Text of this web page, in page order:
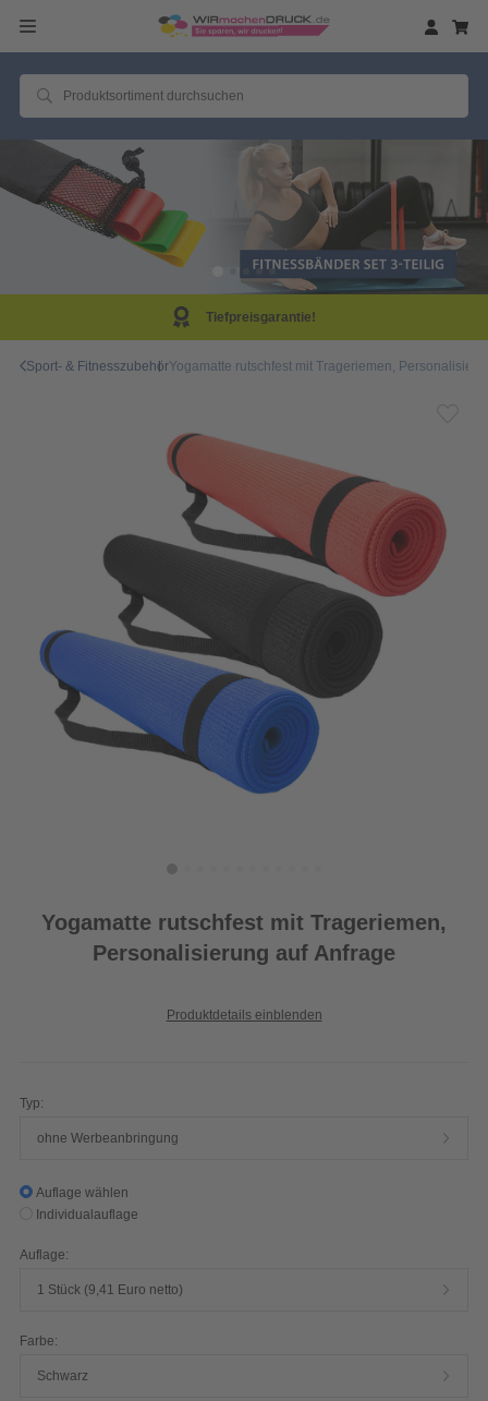
Tiefpreisgarantie!
Sport- & FitnesszubehörYogamatte rutschfest mit Trageriemen,
Yogamatte rutschfest mit Trageriemen,
Personalisierung auf Anfrage
Produktdetails einblenden
Typ:
ohne Werbeanbringung
Auflage wählen
Individualauflage
Auflage:
1 Stück (9,41 Euro netto)
Farbe:
Schwarz